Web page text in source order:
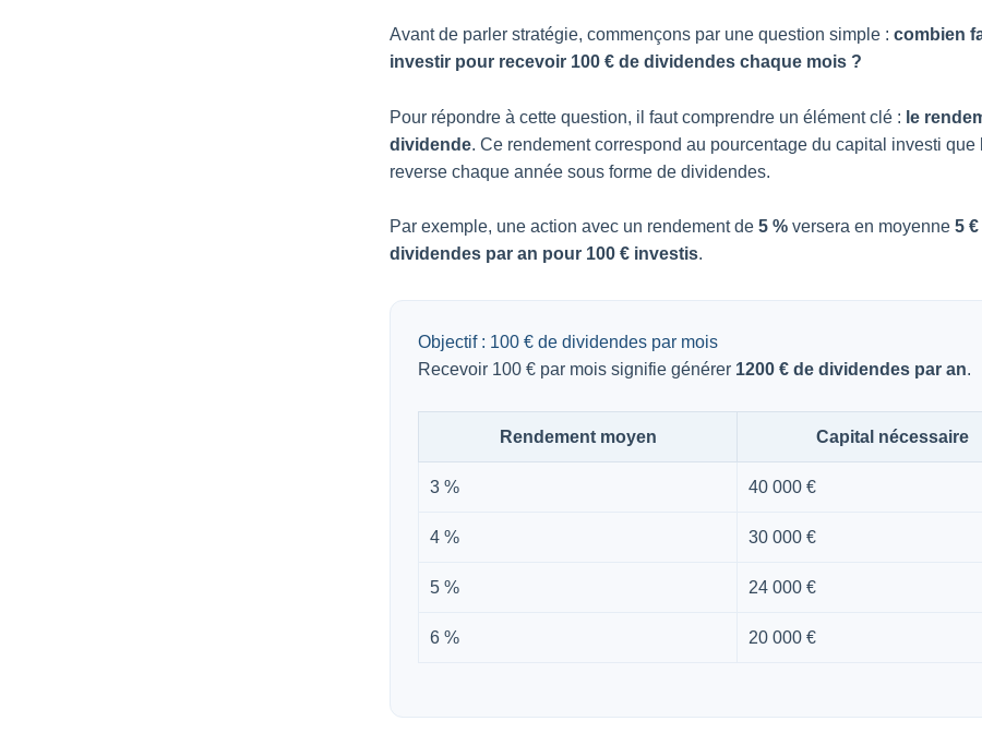
Avant de parler stratégie, commençons par une question simple : combien
investir pour recevoir 100 € de dividendes chaque mois ?
Pour répondre à cette question, il faut comprendre un élément clé : le
dividende. Ce rendement correspond au pourcentage du capital investi que
reverse chaque année sous forme de dividendes.
Par exemple, une action avec un rendement de 5 % versera en moyenne 5
dividendes par an pour 100 € investis.
Objectif : 100 € de dividendes par mois
Recevoir 100 € par mois signifie générer 1200 € de dividendes par an.
Rendement moyen Capital nécessaire
3 % 40 000 €
4 % 30 000 €
5 % 24 000 €
6 % 20 000 €